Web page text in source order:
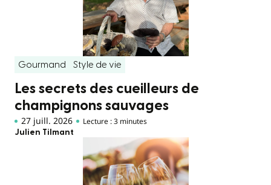
Gourmand Style de vie
Les secrets des cueilleurs de
champignons sauvages
27 juill. 2026 Lecture : 3 minutes
Julien Tilmant